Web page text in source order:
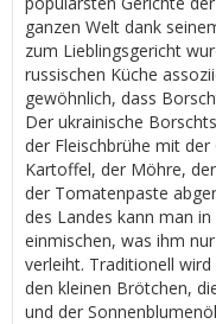
ganzen Welt dank
zum Lieblingsgericht
russischen Küche
gewöhnlich, dass
Der ukrainische
der Fleischbrühe mit
Kartoffel, der Möhre,
der Tomatenpaste
des Landes kann man
einmischen, was ihm
verleiht. Traditionell
den kleinen Brötchen,
und der